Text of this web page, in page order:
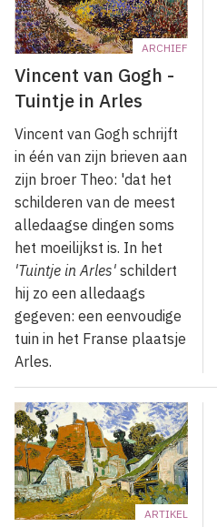
ARCHIEF
Vincent van Gogh -
Tuintje in Arles
Vincent van Gogh schrijft
in één van zijn brieven aan
zijn broer Theo: 'dat het
schilderen van de meest
alledaagse dingen soms
het moeilijkst is. In het
'Tuintje in Arles' schildert
hij zo een alledaags
gegeven: een eenvoudige
tuin in het Franse plaatsje
Arles.
ARTIKEL